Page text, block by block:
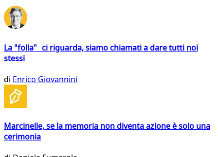
La "folla" ci riguarda, siamo chiamati a dare tutti noi
stessi
di Enrico Giovannini
Marcinelle, se la memoria non diventa azione è solo una
cerimonia